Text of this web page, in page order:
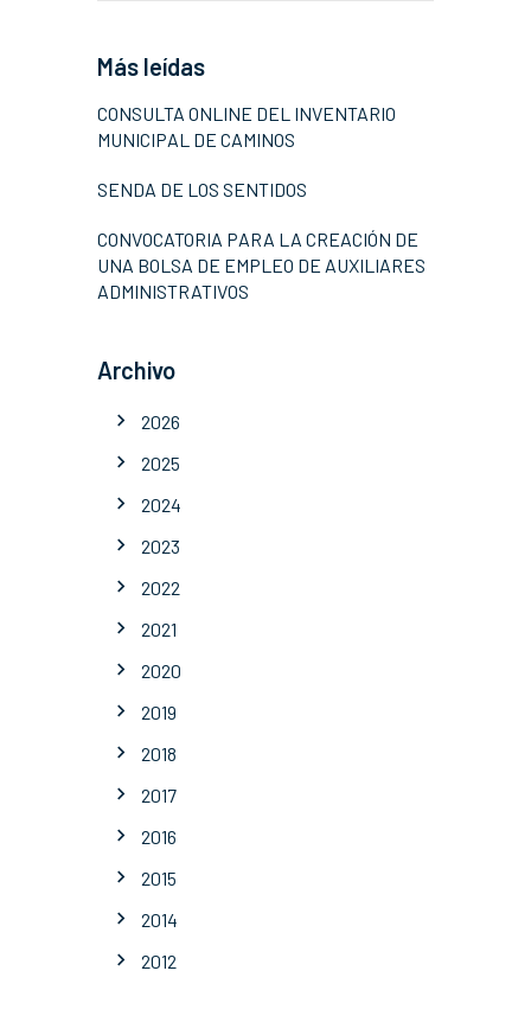
Más leídas
CONSULTA ONLINE DEL INVENTARIO
MUNICIPAL DE CAMINOS
SENDA DE LOS SENTIDOS
CONVOCATORIA PARA LA CREACIÓN DE
UNA BOLSA DE EMPLEO DE AUXILIARES
ADMINISTRATIVOS
Archivo
2026
2025
2024
2023
2022
2021
2020
2019
2018
2017
2016
2015
2014
2012